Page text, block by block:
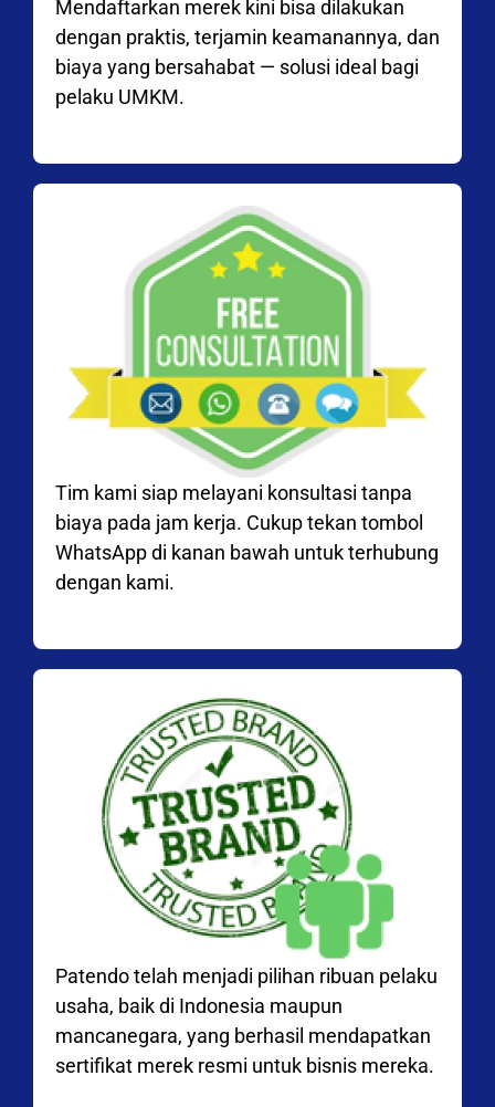
Mendaftarkan merek kini bisa dilakukan
dengan praktis, terjamin keamanannya, dan
biaya yang bersahabat — solusi ideal bagi
pelaku UMKM.
Tim kami siap melayani konsultasi tanpa
biaya pada jam kerja. Cukup tekan tombol
WhatsApp di kanan bawah untuk terhubung
dengan kami.
Patendo telah menjadi pilihan ribuan pelaku
usaha, baik di Indonesia maupun
mancanegara, yang berhasil mendapatkan
sertifikat merek resmi untuk bisnis mereka.